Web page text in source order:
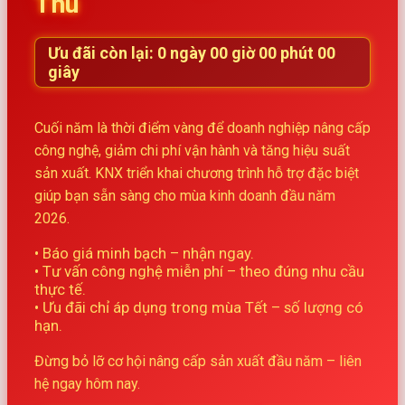
Ưu đãi còn lại: 0 ngày 00 giờ00 phút 00
giây
Cuối năm là thời điểm vàng để doanh nghiệp nâng cấp
công nghệ, giảm chi phí vận hành và tăng hiệu suất
sản xuất. KNX triển khai chương trình hỗ trợ đặc biệt
giúp bạn sẵn sàng cho mùa kinh doanh đầu năm
2026.
• Báo giá minh bạch – nhận ngay.
• Tư vấn công nghệ miễn phí – theo đúng nhu cầu
thực tế.
• Ưu đãi chỉ áp dụng trong mùa Tết – số lượng có
hạn.
Đừng bỏ lỡ cơ hội nâng cấp sản xuất đầu năm – liên
hệ ngay hôm nay.